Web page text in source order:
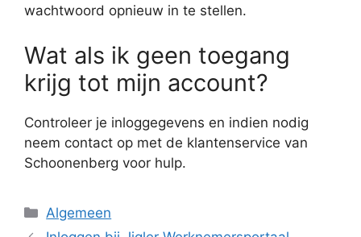
wachtwoord opnieuw in te stellen.
Wat als ik geen toegang
krijg tot mijn account?
Controleer je inloggegevens en indien nodig
neem contact op met de klantenservice van
Schoonenberg voor hulp.
Categorieën
Algemeen